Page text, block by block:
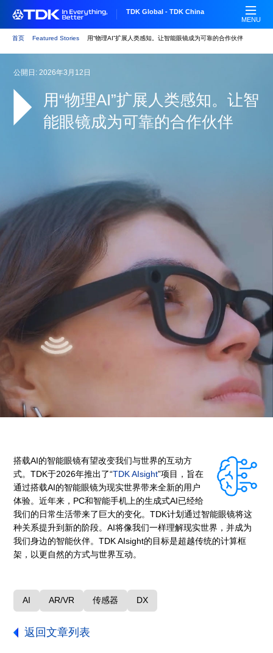
TDK Global - TDK China
MENU
首页 Featured Stories 用“物理AI”扩展人类感知。让智能眼镜成为可靠的合作伙伴
公開日: 2026年3月12日
用“物理AI”扩展人类感知。让智
能眼镜成为可靠的合作伙伴
搭载AI的智能眼镜有望改变我们与世界的互动方
式。TDK于2026年推出了“TDK AIsight”项目，旨在
通过搭载AI的智能眼镜为现实世界带来全新的用户
体验。近年来，PC和智能手机上的生成式AI已经给
我们的日常生活带来了巨大的变化。TDK计划通过智能眼镜将这
种关系提升到新的阶段。AI将像我们一样理解现实世界，并成为
我们身边的智能伙伴。TDK AIsight的目标是超越传统的计算框
架，以更自然的方式与世界互动。
AI AR/VR 传感器 DX
返回文章列表